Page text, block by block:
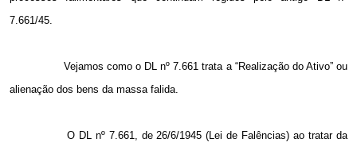
7.661/45.
Vejamos como o DL nº 7.661 trata a “Realização do Ativo” ou
alienação dos bens da massa falida.
O DL nº 7.661, de 26/6/1945 (Lei de Falências) ao tratar da